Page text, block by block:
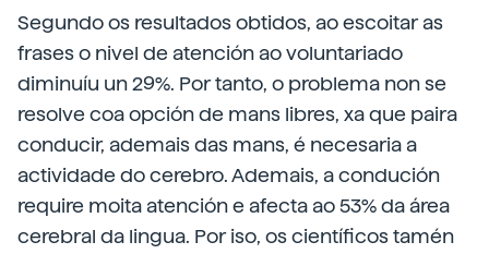
Segundo os resultados obtidos, ao escoitar as
frases o nivel de atención ao voluntariado
diminuíu un 29%. Por tanto, o problema non se
resolve coa opción de mans libres, xa que paira
conducir, ademais das mans, é necesaria a
actividade do cerebro. Ademais, a condución
require moita atención e afecta ao 53% da área
cerebral da lingua. Por iso, os científicos tamén